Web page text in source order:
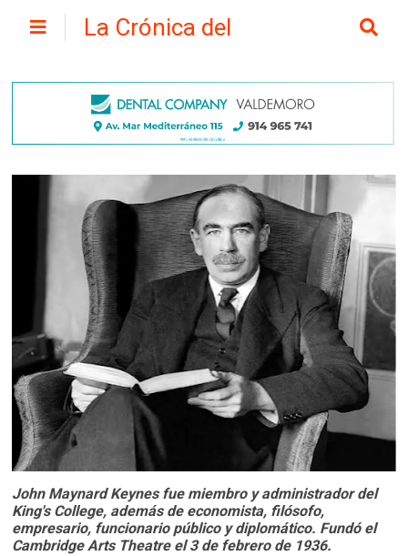
La Crónica del
John Maynard Keynes fue miembro y administrador del
King's College, además de economista, filósofo,
empresario, funcionario público y diplomático. Fundó el
Cambridge Arts Theatre el 3 de febrero de 1936.